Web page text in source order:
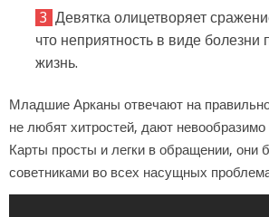
Девятка олицетворяет
что неприятность в виде болезни
жизнь.
Младшие Арканы отвечают на
не любят хитростей, дают
Карты просты и легки в обращении, они
советниками во всех насущных